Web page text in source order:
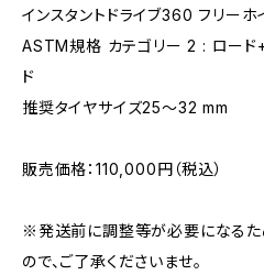
インスタントドライブ360 フリー
ASTM規格 カテゴリー 2 : ロード
ド
推奨タイヤサイズ25～32 mm
販売価格：110,000円（税込）
※発送前に調整等が必要になる
ので、ご了承くださいませ。